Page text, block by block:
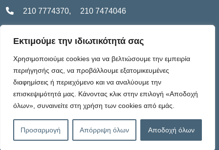
Εκτιμούμε την ιδιωτικότητά σας
Χρησιμοποιούμε cookies για να βελτιώσουμε την εμπειρία
περιήγησής σας, να προβάλλουμε εξατομικευμένες
διαφημίσεις ή περιεχόμενο και να αναλύουμε την
επισκεψιμότητά μας. Κάνοντας κλικ στην επιλογή «Αποδοχή
όλων», συναινείτε στη χρήση των cookies από εμάς.
Προσαρμογή Απόρριψη όλων Αποδοχή όλων
210 7774370, 210 7474046
Λεωφόρος Αλεξάνδρας 14,
106 82, Αθήνα
Δευτέρα έως Παρασκευή:
9:00 έως 16:00